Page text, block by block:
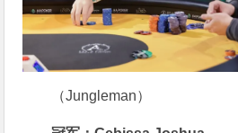
（Jungleman）